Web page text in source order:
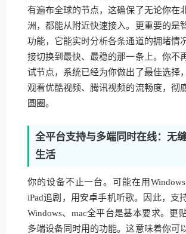
有遍布全球的节点，这确保了无论你在
洲，都能从附近快速接入。更重要的是
功能，它能实时分析各条通道的拥堵情
接切换到最快、最稳的那一条上。你不
试节点，系统已经为你做出了最佳选择
观看优酷视频、腾讯视频的流畅度，彻
圆圈。
全平台支持与多端同时在线：无
生活
你的设备不止一台。可能在用
iPad追剧，用安卓手机听歌。因此，支
Windows、mac全平台是基本要求。更
多端设备同时用的功能。这意味着你可